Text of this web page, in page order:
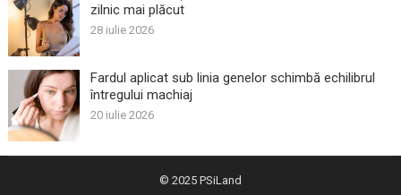
zilnic mai plăcut
28 iulie 2026
Fardul aplicat sub linia genelor schimbă echilibrul
întregului machiaj
20 iulie 2026
© 2025 PSiLand